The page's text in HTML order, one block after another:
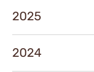
2025
2024